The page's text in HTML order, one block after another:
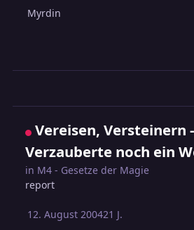
Myrdin
Vereisen, Versteinern
Verzauberte noch ein
in M4 - Gesetze der Magie
report
12. August 200421 J.